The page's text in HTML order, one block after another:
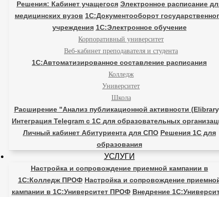
Решения: Кабинет учащегося Электронное расписание
медицинских вузов 1С:Документооборот
учреждения 1С:Электронное обучение
Корпоративный университет
Веб-кабинет преподавателя и студента
1С:Автоматизированное составление расписания
Колледж
Университет
Школа
Расширение "Анализ публикационной активности
Интеграция Telegram с 1С для образовательных
Личный кабинет Абитуриента для СПО Решения 1С для
образования
УСЛУГИ
Настройка и сопровождение приемной кампании в
1С:Колледж ПРОФ Настройка и сопровождение
кампании в 1С:Университет ПРОФ Внедрение